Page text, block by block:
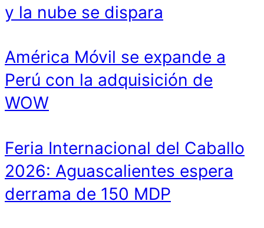
y la nube se dispara
América Móvil se expande a
Perú con la adquisición de
WOW
Feria Internacional del Caballo
2026: Aguascalientes espera
derrama de 150 MDP